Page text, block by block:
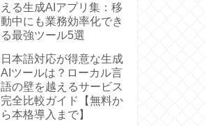
える生成AIアプリ集：移
動中にも業務効率化でき
る最強ツール5選
日本語対応が得意な生成
AIツールは？ローカル言
語の壁を越えるサービス
完全比較ガイド【無料か
ら本格導入まで】